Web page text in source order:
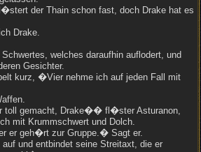
der Thain schon fast, doch Drake hat es
Drake.
welches daraufhin auflodert, und
Gesichter.
kurz, �Vier nehme ich auf jeden Fall mit
toll gemacht, Drake�� fl�ster Asturanon,
mit Krummschwert und Dolch.
er geh�rt zur Gruppe.� Sagt er.
auf und entbindet seine Streitaxt, die er